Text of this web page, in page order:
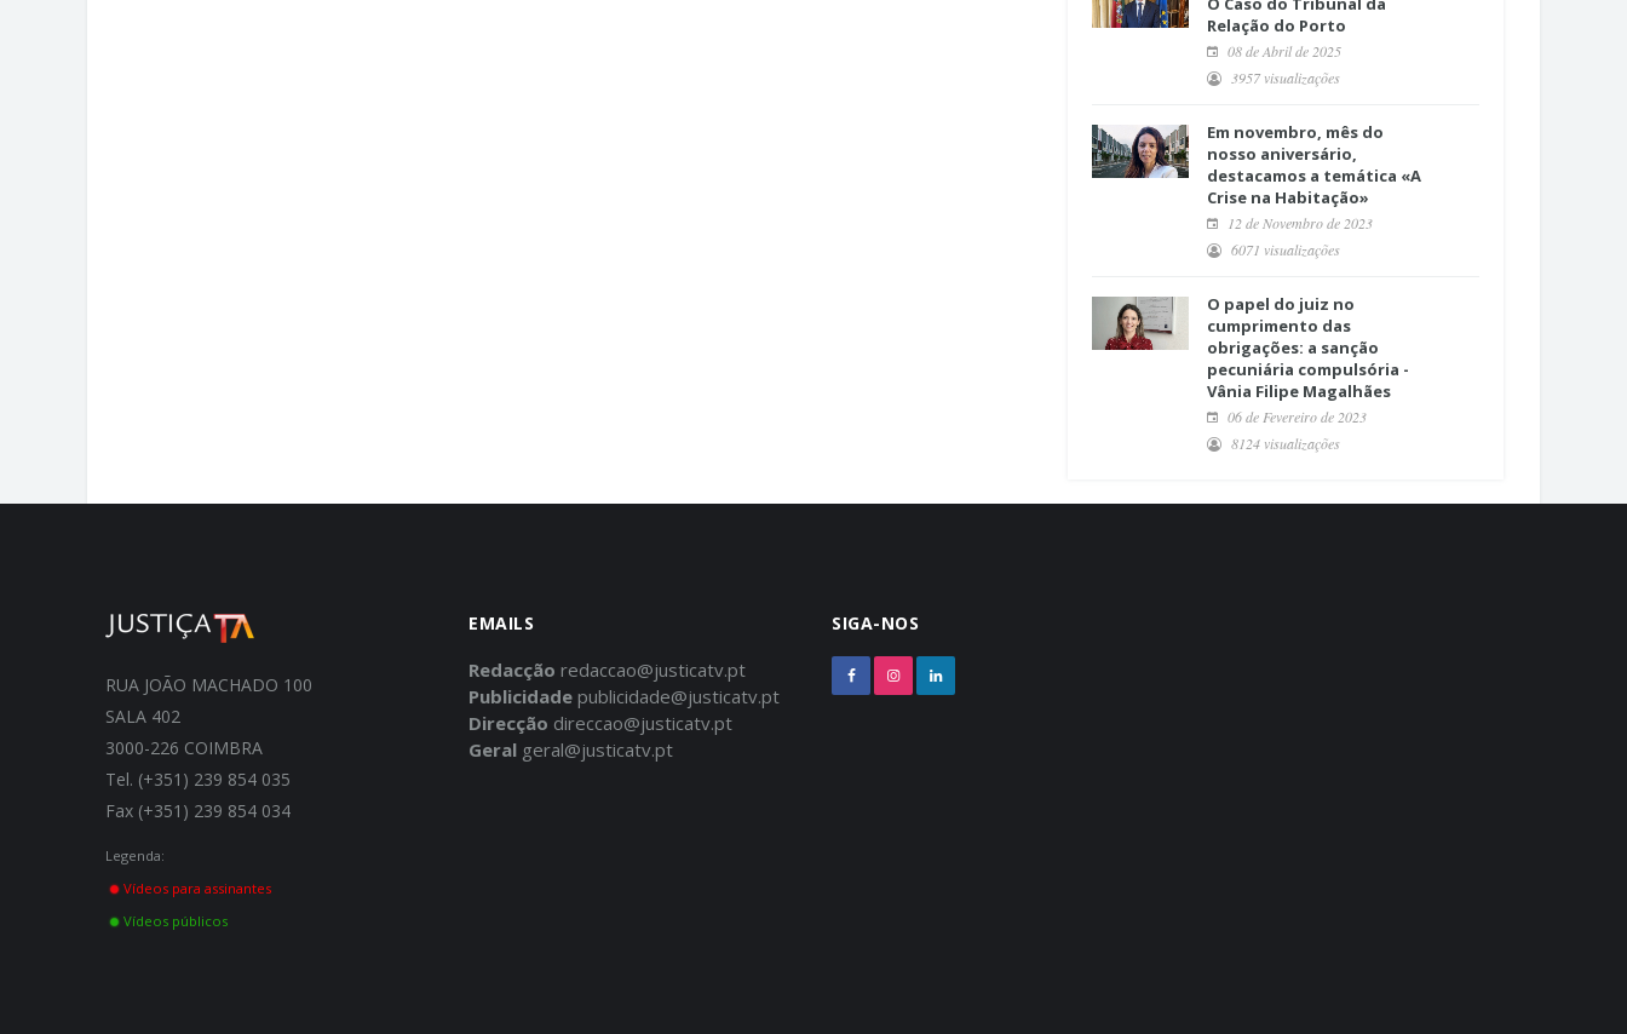
Relação do Porto
08 de Abril de 2025
3957 visualizações
Em novembro, mês do
nosso aniversário,
destacamos a temática «A
Crise na Habitação»
12 de Novembro de 2023
6071 visualizações
O papel do juiz no
cumprimento das
obrigações: a sanção
pecuniária compulsória -
Vânia Filipe Magalhães
06 de Fevereiro de 2023
8124 visualizações
RUA JOÃO MACHADO 100
SALA 402
3000-226 COIMBRA
Tel. (+351) 239 854 035
Fax (+351) 239 854 034
Legenda:
Vídeos para assinantes
Vídeos públicos
EMAILS
Redacção redaccao@justicatv.pt
Publicidade publicidade@justicatv.pt
Direcção direccao@justicatv.pt
Geral geral@justicatv.pt
SIGA-NOS